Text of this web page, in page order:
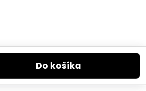
Do košíka